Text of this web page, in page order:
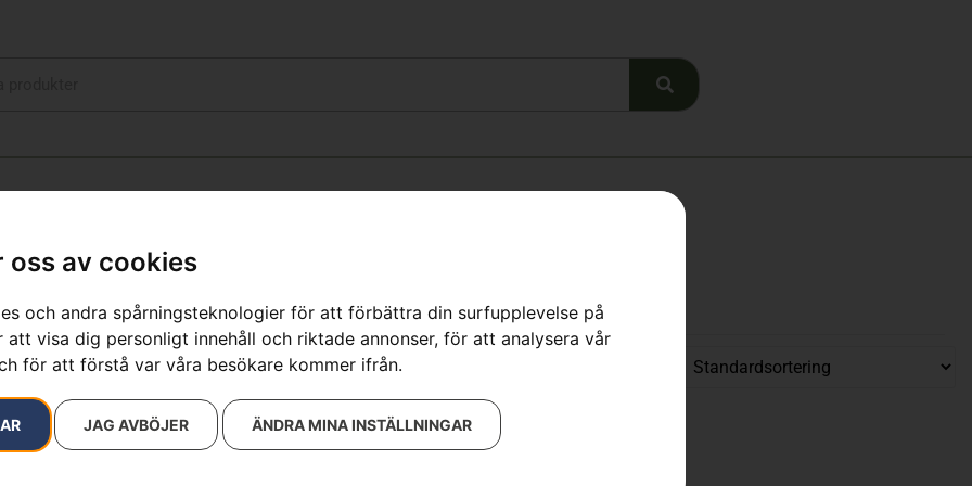
oss av cookies
och andra spårningsteknologier för att förbättra din surfupplevelse på
visa dig personligt innehåll och riktade annonser, för att analysera vår
för att förstå var våra besökare kommer ifrån.
JAG AVBÖJER ÄNDRA MINA INSTÄLLNINGAR